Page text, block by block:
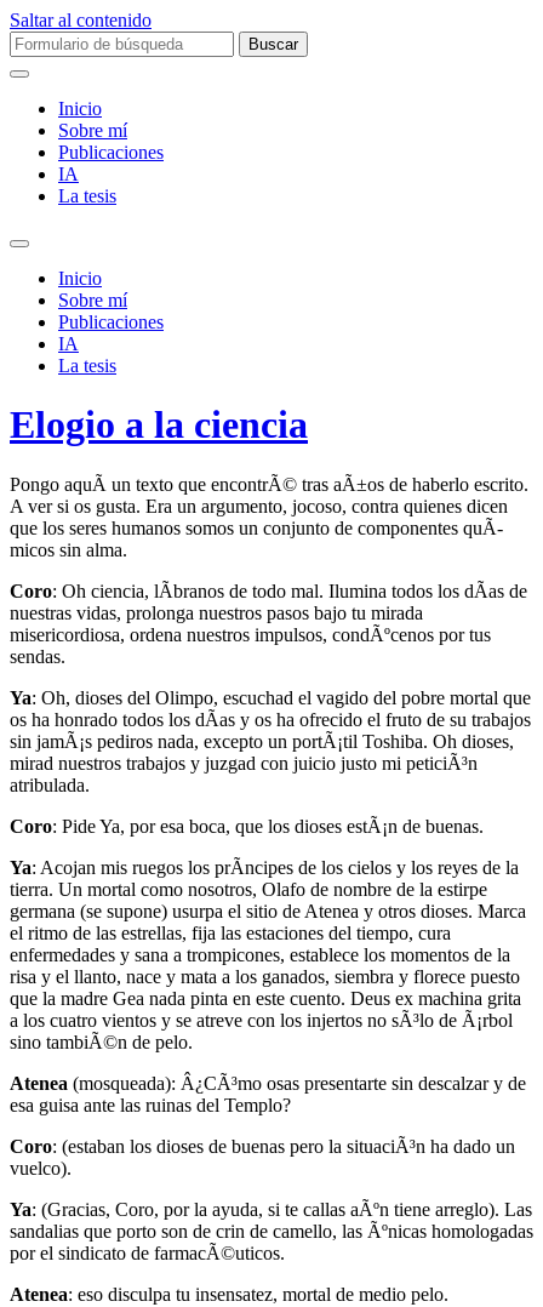
Saltar al contenido
Buscar:
Inicio
Sobre mí­
Publicaciones
IA
La tesis
Alternar
campo
búsqueda
Inicio
Sobre mí­
Publicaciones
IA
La tesis
Elogio a la ciencia
Pongo aquÃ­ un texto que encontrÃ© tras aÃ±os de haberlo escrito.
A ver si os gusta. Era un argumento, jocoso, contra quienes dicen
que los seres humanos somos un conjunto de componentes quÃ­
micos sin alma.
Coro: Oh ciencia, lÃ­branos de todo mal. Ilumina todos los dÃ­as de
nuestras vidas, prolonga nuestros pasos bajo tu mirada
misericordiosa, ordena nuestros impulsos, condÃºcenos por tus
sendas.
Ya: Oh, dioses del Olimpo, escuchad el vagido del pobre mortal que
os ha honrado todos los dÃ­as y os ha ofrecido el fruto de su trabajos
sin jamÃ¡s pediros nada, excepto un portÃ¡til Toshiba. Oh dioses,
mirad nuestros trabajos y juzgad con juicio justo mi peticiÃ³n
atribulada.
Coro: Pide Ya, por esa boca, que los dioses estÃ¡n de buenas.
Ya: Acojan mis ruegos los prÃ­ncipes de los cielos y los reyes de la
tierra. Un mortal como nosotros, Olafo de nombre de la estirpe
germana (se supone) usurpa el sitio de Atenea y otros dioses. Marca
el ritmo de las estrellas, fija las estaciones del tiempo, cura
enfermedades y sana a trompicones, establece los momentos de la
risa y el llanto, nace y mata a los ganados, siembra y florece puesto
que la madre Gea nada pinta en este cuento. Deus ex machina grita
a los cuatro vientos y se atreve con los injertos no sÃ³lo de Ã¡rbol
sino tambiÃ©n de pelo.
Atenea (mosqueada): Â¿CÃ³mo osas presentarte sin descalzar y de
esa guisa ante las ruinas del Templo?
Coro: (estaban los dioses de buenas pero la situaciÃ³n ha dado un
vuelco).
Ya: (Gracias, Coro, por la ayuda, si te callas aÃºn tiene arreglo). Las
sandalias que porto son de crin de camello, las Ãºnicas homologadas
por el sindicato de farmacÃ©uticos.
Atenea: eso disculpa tu insensatez, mortal de medio pelo.